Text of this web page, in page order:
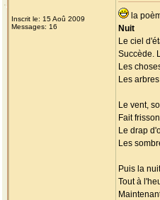
Inscrit le: 15 Aoû 2009
Messages: 16
la
Nuit
Le ciel
Succède.
Les
Les
Le vent,
Fait
Le drap
Les
Puis la
Tout à